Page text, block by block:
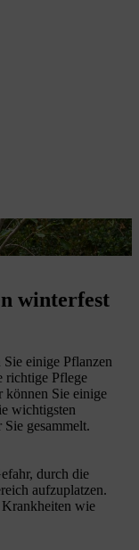
winterfest
einige Pflanzen
richtige Pflege
können Sie einige
wichtigsten
gesammelt.
durch die
aufzuplatzen.
Krankheiten wie